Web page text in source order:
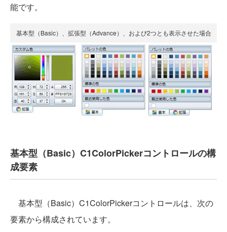
能です。
基本型（Basic）、拡張型（Advance）、および2つとも表示させた場合
基本型（Basic）C1ColorPickerコントロールの構
成要素
基本型（Basic）C1ColorPickerコントロールは、次の
要素から構成されています。